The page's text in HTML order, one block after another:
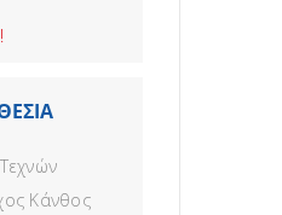
Κάνθος